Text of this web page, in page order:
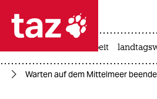
 taz zahl ich
taz zahl ich
arbeit
Warten auf dem Mittelmeer